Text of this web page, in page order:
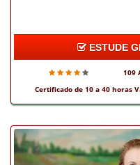
ESTUDE
109
Certificado de 10 a 40 horas